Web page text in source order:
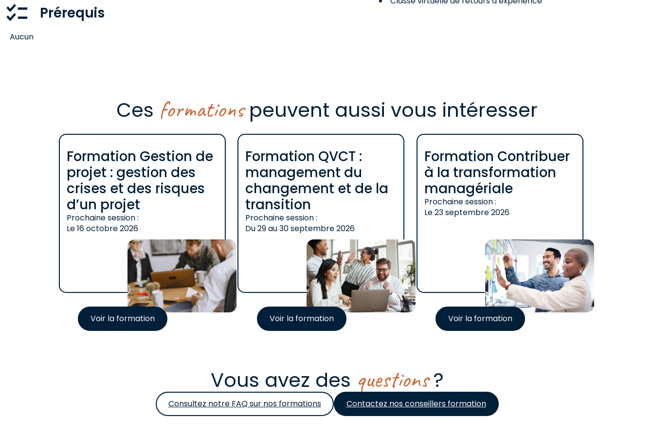
Prérequis
Aucun
Ces formationspeuvent aussi vous intéresser
Formation Gestion de
projet : gestion des
crises et des risques
d’un projet
Prochaine session :
Le16 octobre 2026
Voir la formation
Formation QVCT :
management du
changement et de la
transition
Prochaine session :
Du29au30 septembre 2026
Voir la formation
Formation Contribuer
à la transformation
managériale
Prochaine session :
Le23 septembre 2026
Voir la formation
Vous avez des questions?
Consultez notre FAQ sur nos formations Contactez nos conseillers formation